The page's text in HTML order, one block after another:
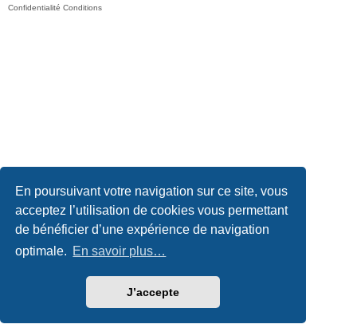
En poursuivant votre navigation sur ce site, vous
acceptez l’utilisation de cookies vous permettant
de bénéficier d’une expérience de navigation
optimale. En savoir plus…
J’accepte
Confidentialité Conditions